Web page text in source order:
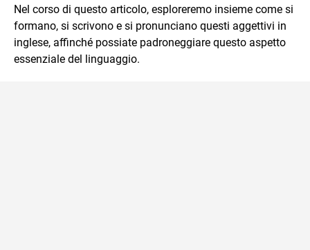
Nel corso di questo articolo, esploreremo insieme come si
formano, si scrivono e si pronunciano questi aggettivi in
inglese, affinché possiate padroneggiare questo aspetto
essenziale del linguaggio.